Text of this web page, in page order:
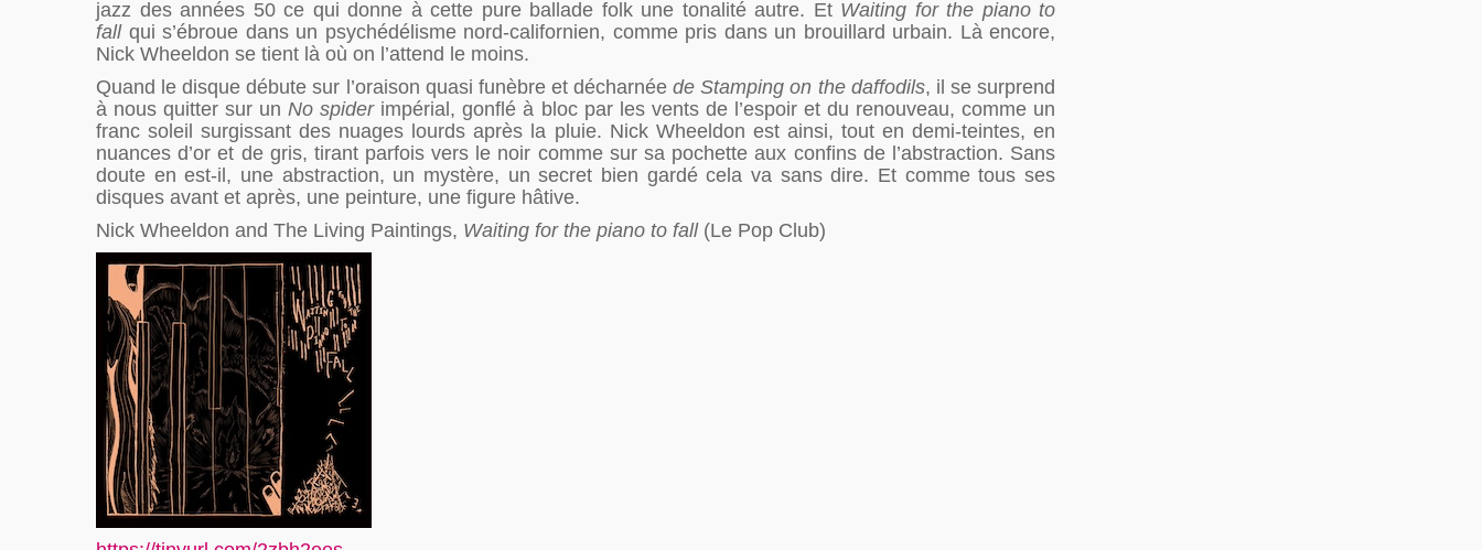
jazz des années 50 ce qui donne à cette pure ballade folk une tonalité autre. Et Waiting for the piano to
fall qui s’ébroue dans un psychédélisme nord-californien, comme pris dans un brouillard urbain. Là encore,
Nick Wheeldon se tient là où on l’attend le moins.
Quand le disque débute sur l’oraison quasi funèbre et décharnéede Stamping on the daffodils, il se surprend
à nous quitter sur unNo spiderimpérial, gonflé à bloc par les vents de l’espoir et du renouveau, comme un
franc soleil surgissant des nuages lourds après la pluie. Nick Wheeldon est ainsi, tout en demi-teintes, en
nuances d’or et de gris, tirant parfois vers le noir comme sur sa pochette aux confins de l’abstraction. Sans
doute en est-il, une abstraction, un mystère, un secret bien gardé cela va sans dire. Et comme tous ses
disques avant et après, une peinture, une figure hâtive.
Nick Wheeldon and The Living Paintings, Waiting for the piano to fall(Le Pop Club)